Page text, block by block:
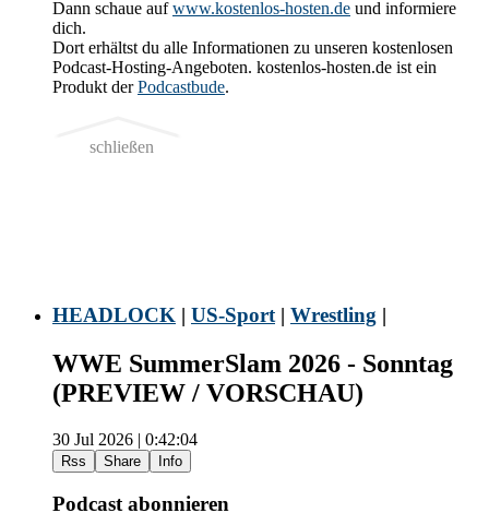
Dann schaue aufwww.kostenlos-hosten.de und informiere
dich.
Dort erhältst du alle Informationen zu unseren kostenlosen
Podcast-Hosting-Angeboten. kostenlos-hosten.de ist ein
Produkt derPodcastbude.
schließen
HEADLOCK | US-Sport | Wrestling |
WWE SummerSlam 2026 - Sonntag
(PREVIEW / VORSCHAU)
30 Jul 2026 | 0:42:04
Rss Share Info
Podcast abonnieren